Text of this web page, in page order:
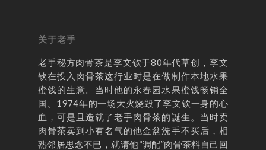
关于老手
老手秘方肉骨茶是李文钦于80年代草创，李文
钦在投入肉骨茶这行业时是在做制作本地水果
蜜饯的生意。当时他的永春园水果蜜饯畅销全
国。1974年的一场大火烧毁了李文钦一身的心
血，可是且造就了老手肉骨茶的誕生。当时卖
肉骨茶卖到小有名气的他金盆洗手不买后，相
熟邻居思念不已，就请他“调配”肉骨茶料自己回